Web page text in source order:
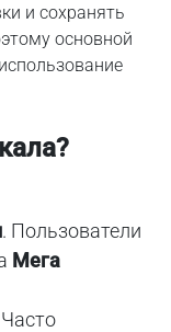
и сохранять
основной
. Пользователи
Мега